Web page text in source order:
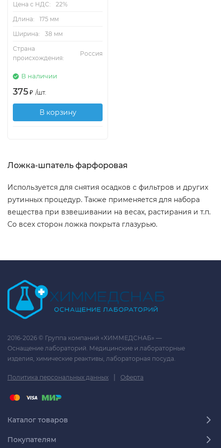
Цена с НДС:
22%
Длина:
175 мм
Ширина:
38 мм
Страна
происхождения:
Россия
В наличии
375 ₽ /шт.
В корзину
Ложка-шпатель фарфоровая
Используется для снятия осадков с фильтров и других
рутинных процедур. Также применяется для набора
вещества при взвешивании на весах, растирания и т.п.
Со всех сторон ложка покрыта глазурью.
2016-2026 © Группа компаний «ХИММЕДСНАБ» —
Оснащение лабораторий. Медицинские и лабораторные
изделия, химические реактивы, лабораторная посуда.
Политика персональных данных | Оферта
Каталог товаров
Покупателям